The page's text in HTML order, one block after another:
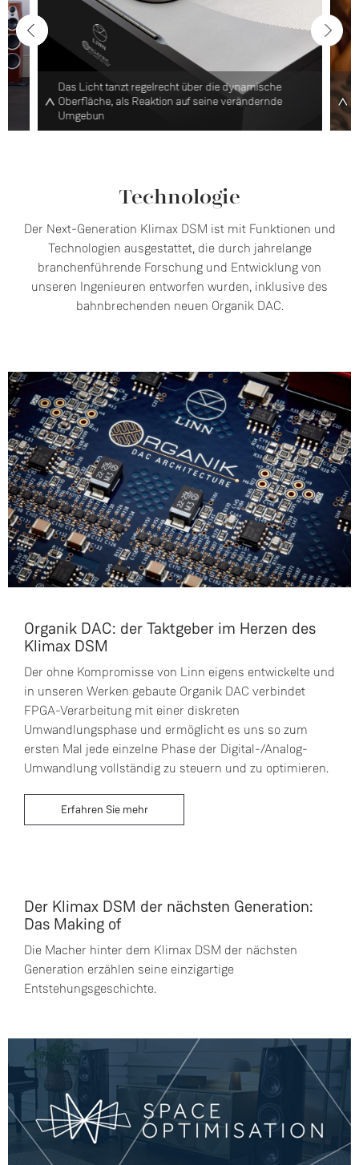
Das Licht tanzt regelrecht über die dynamische
Oberfläche, als Reaktion auf seine verändernde
Umgebun
Technologie
Der Next-Generation Klimax DSM ist mit Funktionen und
Technologien ausgestattet, die durch jahrelange
branchenführende Forschung und Entwicklung von
unseren Ingenieuren entworfen wurden, inklusive des
bahnbrechenden neuen Organik DAC.
Organik DAC: der Taktgeber im Herzen des
Klimax DSM
Der ohne Kompromisse von Linn eigens entwickelte und
in unseren Werken gebaute Organik DAC verbindet
FPGA-Verarbeitung mit einer diskreten
Umwandlungsphase und ermöglicht es uns so zum
ersten Mal jede einzelne Phase der Digital-/Analog-
Umwandlung vollständig zu steuern und zu optimieren.
Erfahren Sie mehr
Der Klimax DSM der nächsten Generation:
Das Making of
Die Macher hinter dem Klimax DSM der nächsten
Generation erzählen seine einzigartige
Entstehungsgeschichte.